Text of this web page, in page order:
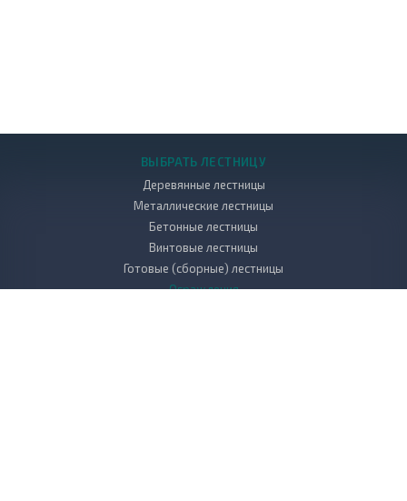
ВЫБРАТЬ ЛЕСТНИЦУ
Деревянные лестницы
Металлические лестницы
Бетонные лестницы
Винтовые лестницы
Готовые (сборные) лестницы
Ограждения